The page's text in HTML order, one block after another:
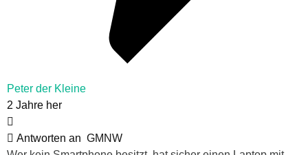
Peter der Kleine
2 Jahre her
Antworten an GMNW